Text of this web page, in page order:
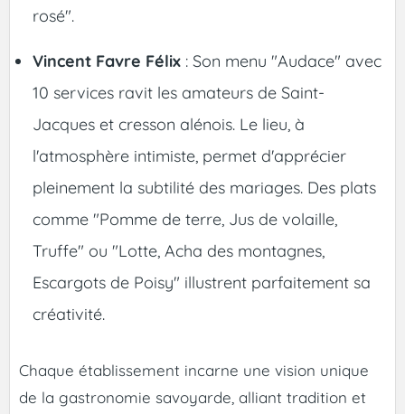
rosé".
Vincent Favre Félix : Son menu "Audace" avec
10 services ravit les amateurs de Saint-
Jacques et cresson alénois. Le lieu, à
l'atmosphère intimiste, permet d'apprécier
pleinement la subtilité des mariages. Des plats
comme "Pomme de terre, Jus de volaille,
Truffe" ou "Lotte, Acha des montagnes,
Escargots de Poisy" illustrent parfaitement sa
créativité.
Chaque établissement incarne une vision unique
de la gastronomie savoyarde, alliant tradition et